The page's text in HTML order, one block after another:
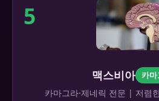
5
맥스비아 카
카마그라·제네릭 전문 | 저렴